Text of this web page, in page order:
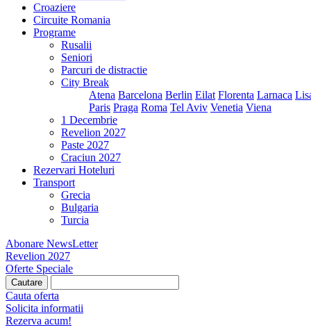
Croaziere
Circuite Romania
Programe
Rusalii
Seniori
Parcuri de distractie
City Break
Atena Barcelona Berlin Eilat Florenta Larnaca
Paris Praga Roma Tel Aviv Venetia Viena
1 Decembrie
Revelion 2027
Paste 2027
Craciun 2027
Rezervari Hoteluri
Transport
Grecia
Bulgaria
Turcia
Abonare NewsLetter
Revelion 2027
Oferte Speciale
Cauta oferta
Solicita informatii
Rezerva acum!